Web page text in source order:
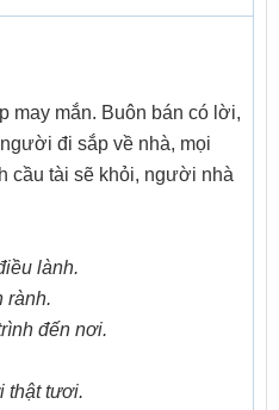
may mắn. Buôn bán có lời,
đi sắp về nhà, mọi
cầu tài sẽ khỏi, người nhà
lành.
rành.
đến nơi.
thật tươi.